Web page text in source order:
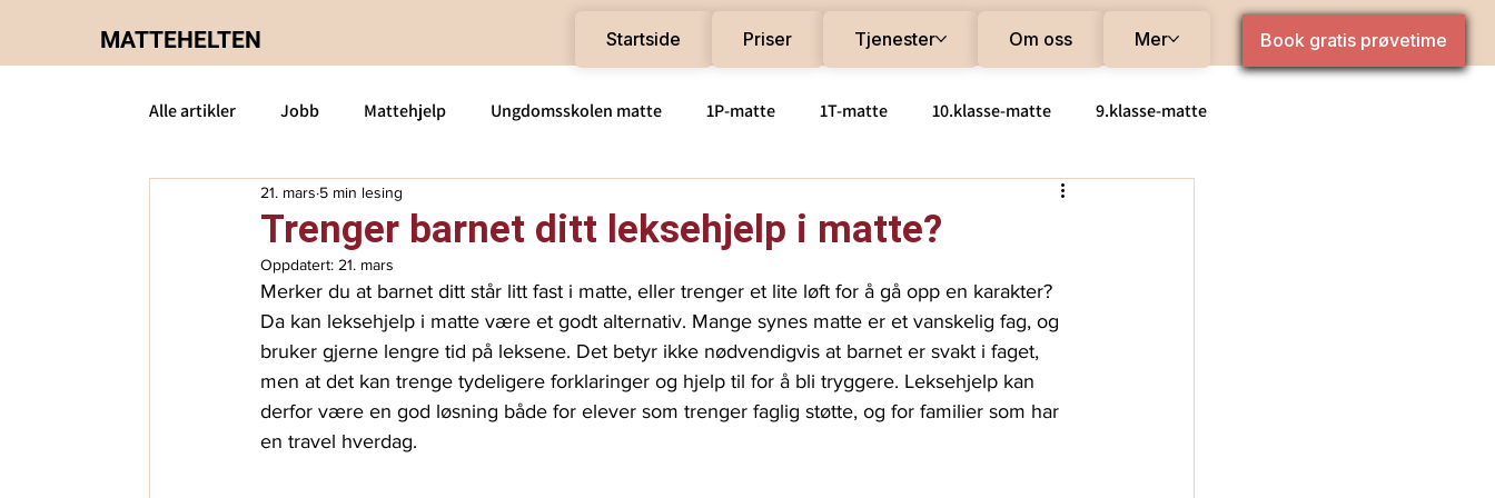
MATTEHELTEN Startside Priser Tjenester Om oss Mer Book gratis prøvetime
Alle artikler Jobb Mattehjelp Ungdomsskolen matte 1P-matte 1T-matte 10.klasse-matte 9.klasse-matte
8.klasse-matte Om oss
Privatundervisning matte S2-matte 2PY
Trenger barnet ditt leksehjelp i matte?
21. mars 5 min lesing
Oppdatert: 21. mars
Merker du at barnet ditt står litt fast i matte, eller trenger et lite løft for å gå opp en karakter?
Da kan leksehjelp i matte være et godt alternativ. Mange synes matte er et vanskelig fag, og
bruker gjerne lengre tid på leksene. Det betyr ikke nødvendigvis at barnet er svakt i faget,
men at det kan trenge tydeligere forklaringer og hjelp til for å bli tryggere. Leksehjelp kan
derfor være en god løsning både for elever som trenger faglig støtte, og for familier som har
en travel hverdag.